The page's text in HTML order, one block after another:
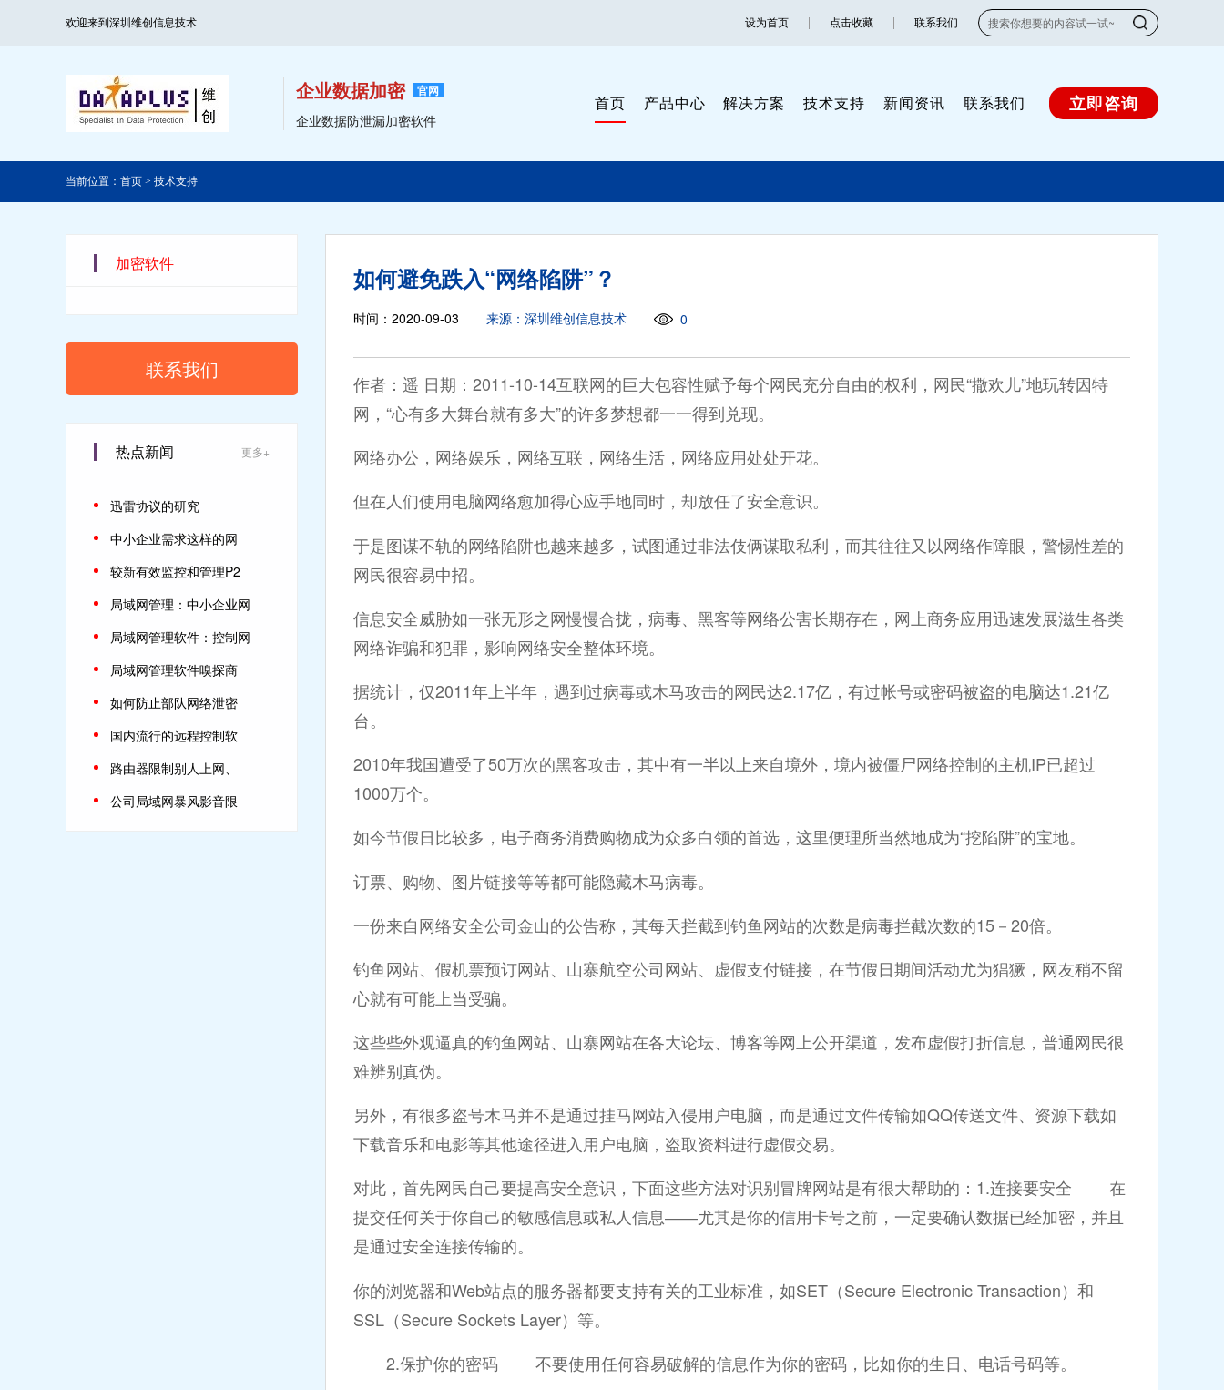
欢迎来到深圳维创信息技术 设为首页 点击收藏 联系我们
企业数据加密 官网
企业数据防泄漏加密软件
首页 产品中心 解决方案 技术支持 新闻资讯 联系我们 立即咨询
当前位置： 首页 > 技术支持
加密软件
联系我们
更多+
热点新闻
迅雷协议的研究
中小企业需求这样的网
较新有效监控和管理P2
局域网管理：中小企业网
局域网管理软件：控制网
局域网管理软件嗅探商
如何防止部队网络泄密
国内流行的远程控制软
路由器限制别人上网、
公司局域网暴风影音限
如何避免跌入“网络陷阱”？
时间：2020-09-03 来源：深圳维创信息技术 0
作者：遥 日期：2011-10-14互联网的巨大包容性赋予每个网民充分自由的权利，网民“撒欢儿”地玩转因特
网，“心有多大舞台就有多大”的许多梦想都一一得到兑现。
网络办公，网络娱乐，网络互联，网络生活，网络应用处处开花。
但在人们使用电脑网络愈加得心应手地同时，却放任了安全意识。
于是图谋不轨的网络陷阱也越来越多，试图通过非法伎俩谋取私利，而其往往又以网络作障眼，警惕性差的
网民很容易中招。
信息安全威胁如一张无形之网慢慢合拢，病毒、黑客等网络公害长期存在，网上商务应用迅速发展滋生各类
网络诈骗和犯罪，影响网络安全整体环境。
据统计，仅2011年上半年，遇到过病毒或木马攻击的网民达2.17亿，有过帐号或密码被盗的电脑达1.21亿
台。
2010年我国遭受了50万次的黑客攻击，其中有一半以上来自境外，境内被僵尸网络控制的主机IP已超过
1000万个。
如今节假日比较多，电子商务消费购物成为众多白领的首选，这里便理所当然地成为“挖陷阱”的宝地。
订票、购物、图片链接等等都可能隐藏木马病毒。
一份来自网络安全公司金山的公告称，其每天拦截到钓鱼网站的次数是病毒拦截次数的15－20倍。
钓鱼网站、假机票预订网站、山寨航空公司网站、虚假支付链接，在节假日期间活动尤为猖獗，网友稍不留
心就有可能上当受骗。
这些些外观逼真的钓鱼网站、山寨网站在各大论坛、博客等网上公开渠道，发布虚假打折信息，普通网民很
难辨别真伪。
另外，有很多盗号木马并不是通过挂马网站入侵用户电脑，而是通过文件传输如QQ传送文件、资源下载如
下载音乐和电影等其他途径进入用户电脑，盗取资料进行虚假交易。
对此，首先网民自己要提高安全意识，下面这些方法对识别冒牌网站是有很大帮助的：1.连接要安全 在
提交任何关于你自己的敏感信息或私人信息――尤其是你的信用卡号之前，一定要确认数据已经加密，并且
是通过安全连接传输的。
你的浏览器和Web站点的服务器都要支持有关的工业标准，如SET（Secure Electronic Transaction）和
SSL（Secure Sockets Layer）等。
2.保护你的密码 不要使用任何容易破解的信息作为你的密码，比如你的生日、电话号码等。